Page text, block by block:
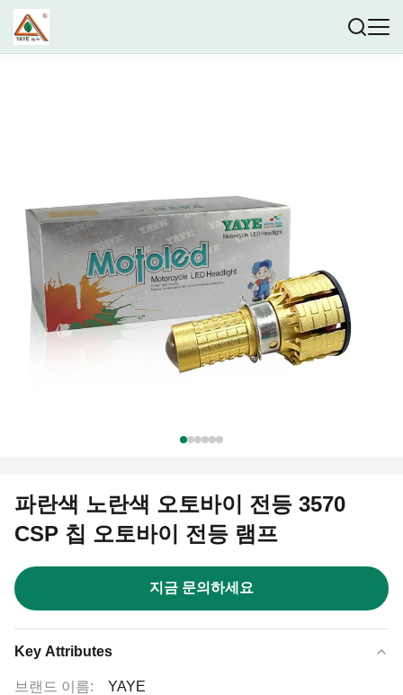
파란색 노란색 오토바이 전등 3570
CSP 칩 오토바이 전등 램프
지금 문의하세요
Key Attributes
브랜드 이름: YAYE